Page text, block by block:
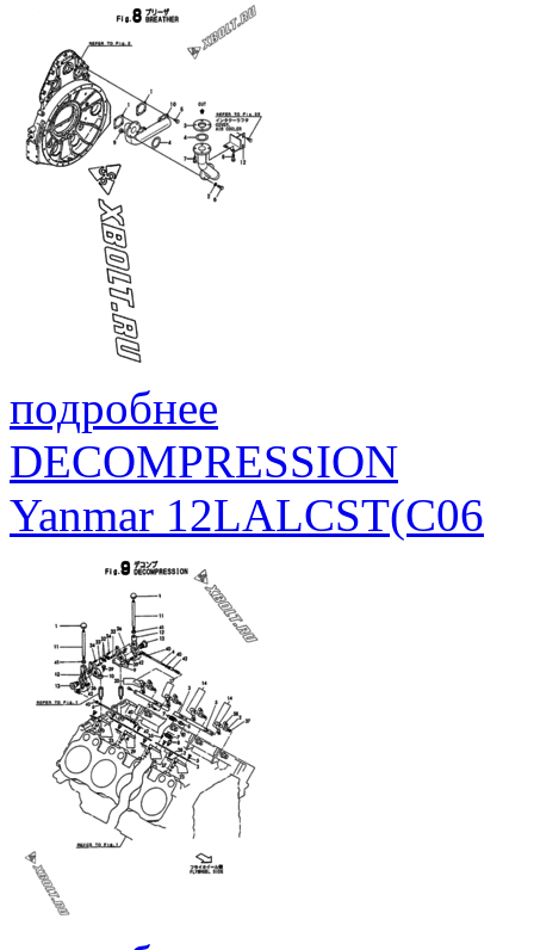
подробнее
DECOMPRESSION
Yanmar 12LALCST(C06